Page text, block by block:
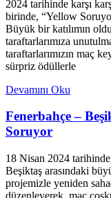
2024 tarihinde karşı
birinde, “Yellow
Büyük bir katılımın
taraftarlarımıza
taraftarlarımızın maç
sürpriz ödüllerle
Devamını Oku
Fenerbahçe –
Soruyor
18 Nisan 2024
Beşiktaş arasındaki
projemizle yeniden